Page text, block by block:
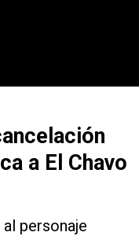
a El Chavo
personaje